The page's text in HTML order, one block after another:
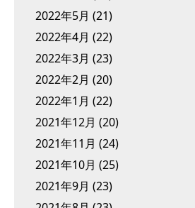
2022年5月 (21)
2022年4月 (22)
2022年3月 (23)
2022年2月 (20)
2022年1月 (22)
2021年12月 (20)
2021年11月 (24)
2021年10月 (25)
2021年9月 (23)